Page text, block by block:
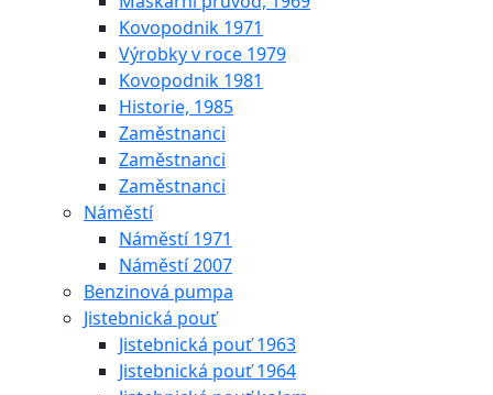
Kovopodnik 1971
Výrobky v roce 1979
Kovopodnik 1981
Historie, 1985
Zaměstnanci
Zaměstnanci
Zaměstnanci
Náměstí
Náměstí 1971
Náměstí 2007
Benzinová pumpa
Jistebnická pouť
Jistebnická pouť 1963
Jistebnická pouť 1964